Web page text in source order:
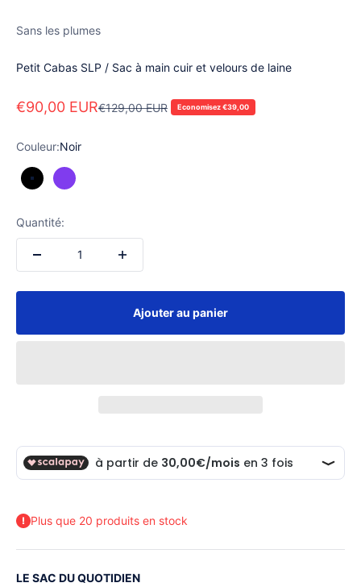
Sans les plumes
Petit Cabas SLP / Sac à main cuir et velours de laine
Prix de vente
€90,00 EURPrix normal
€129,00 EUR Economisez €39,00
Couleur:Noir
Noir Violet
Quantité:
Ajouter au panier
Plus que 20 produits en stock
LE SAC DU QUOTIDIEN